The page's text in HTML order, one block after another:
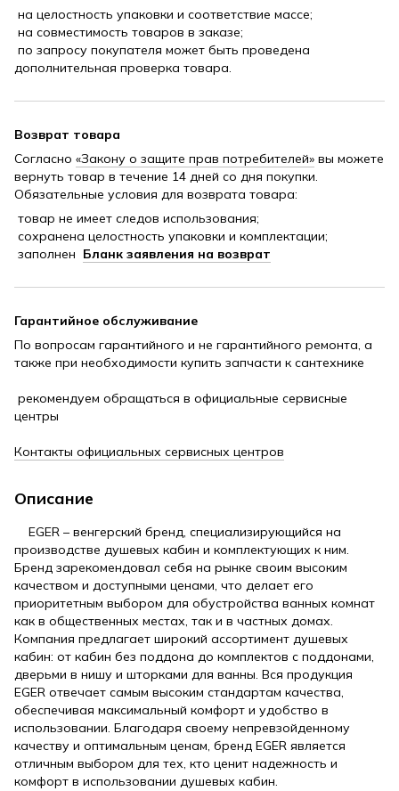
на целостность упаковки и соответствие массе;
на совместимость товаров в заказе;
по запросу покупателя может быть проведена
дополнительная проверка товара.
Возврат товара
Согласно «Закону о защите прав потребителей» вы можете
вернуть товар в течение 14 дней со дня покупки.
Обязательные условия для возврата товара:
товар не имеет следов использования;
сохранена целостность упаковки и комплектации;
заполнен Бланк заявления на возврат
Гарантийное обслуживание
По вопросам гарантийного и не гарантийного ремонта, а
также при необходимости купить запчасти к сантехнике
рекомендуем обращаться в официальные сервисные
центры
Контакты официальных сервисных центров
Описание
EGER – венгерский бренд, специализирующийся на
производстве душевых кабин и комплектующих к ним.
Бренд зарекомендовал себя на рынке своим высоким
качеством и доступными ценами, что делает его
приоритетным выбором для обустройства ванных комнат
как в общественных местах, так и в частных домах.
Компания предлагает широкий ассортимент душевых
кабин: от кабин без поддона до комплектов с поддонами,
дверьми в нишу и шторками для ванны. Вся продукция
EGER отвечает самым высоким стандартам качества,
обеспечивая максимальный комфорт и удобство в
использовании. Благодаря своему непревзойденному
качеству и оптимальным ценам, бренд EGER является
отличным выбором для тех, кто ценит надежность и
комфорт в использовании душевых кабин.